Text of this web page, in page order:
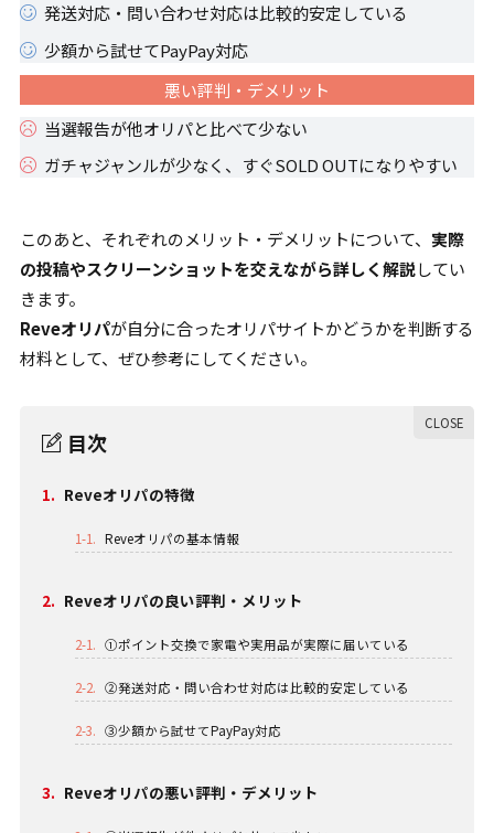
発送対応・問い合わせ対応は比較的安定している
少額から試せてPayPay対応
悪い評判・デメリット
当選報告が他オリパと比べて少ない
ガチャジャンルが少なく、すぐSOLD OUTになりやすい
このあと、それぞれのメリット・デメリットについて、 実際
の投稿やスクリーンショットを交えながら詳しく解説してい
きます。
Reveオリパが自分に合ったオリパサイトかどうかを判断する
材料として、ぜひ参考にしてください。
目次
1. Reveオリパの特徴
1-1. Reveオリパの基本情報
2. Reveオリパの良い評判・メリット
2-1. ①ポイント交換で家電や実用品が実際に届いている
2-2. ②発送対応・問い合わせ対応は比較的安定している
2-3. ③少額から試せてPayPay対応
3. Reveオリパの悪い評判・デメリット